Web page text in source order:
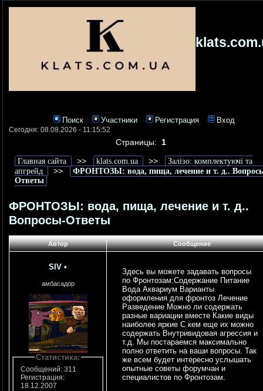
Поиск Участники Регистрация Вход
Сегодня: 08.08.2026 - 11:15:52
Страницы: 1
Главная сайта >> klats.com.ua >>
Залізо: комплектуючі та
апгрейд
>>
ФРОНТОЗЫ: вода, пища, лечение и т. д..
Ответы
ФРОНТОЗЫ: вода, пища, лечение и т. д..
Вопросы-Ответы
Автор Сообщение
SIV •
амбасадор
Статистика:
Сообщений: 311
Регистрация:
18.12.2007
Здесь вы можете задавать вопросы
по Фронтозам:Содержание Питание
Вода Аквариум Варианты
оформления для фронтоз Лечение
Разведение Можно ли содержать
разные вариации вместе Какие виды
наиболее яркие С кем еще их можно
содержать Внутривидовая агрессия и
т.д. Мы постараемся максимально
полно ответить на ваши вопросы. Так
же всем будет интересно услышать
опытные советы форумчан и
специалистов по Фронтозам.